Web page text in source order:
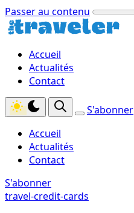
Passer au contenu
Accueil
Actualités
Contact
S'abonner
Accueil
Actualités
Contact
S'abonner
travel-credit-cards